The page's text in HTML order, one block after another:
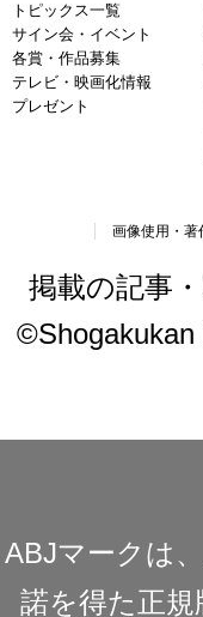
トピックス一覧
サイン会・イベント
各賞・作品募集
テレビ・映画化情報
プレゼント
画像使用・著
掲載の記事
©Shogakukan
ABJマークは
諾を得た正